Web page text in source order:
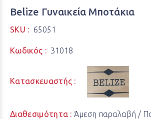
Belize Γυναικεία Μποτάκια
SKU : 65051
Κωδικός : 31018
Κατασκευαστής :
Διαθεσιμότητα :Άμεση παραλαβή /